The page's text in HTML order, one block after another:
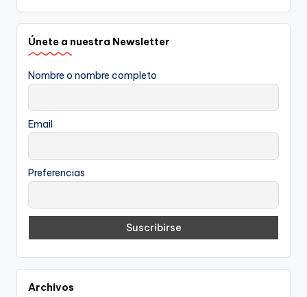
Únete a nuestra Newsletter
Nombre o nombre completo
Email
Preferencias
Archivos